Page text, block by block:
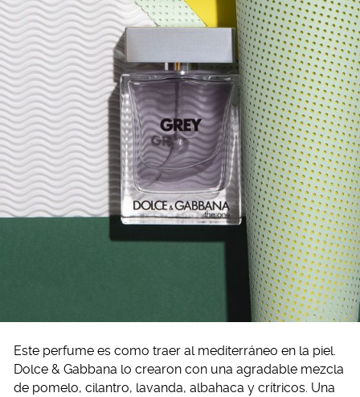
Este perfume es como traer al mediterráneo en la piel.
Dolce & Gabbana lo crearon con una agradable mezcla
de pomelo, cilantro, lavanda, albahaca y crítricos. Una